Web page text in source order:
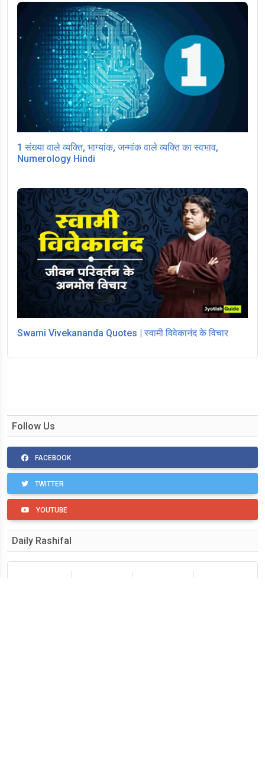
1 संख्या वाले व्यक्ति, भाग्यांक, जन्मांक वाले व्यक्ति का स्वभाव,
Numerology Hindi
Swami Vivekananda Quotes | स्वामी विवेकानंद के विचार
Follow Us
FACEBOOK
TWITTER
YOUTUBE
Daily Rashifal